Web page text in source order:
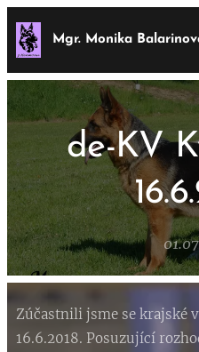
Mgr. Monika
de-KV
Zúčastnili jsme se krajské
16.6.2018. Posuzující